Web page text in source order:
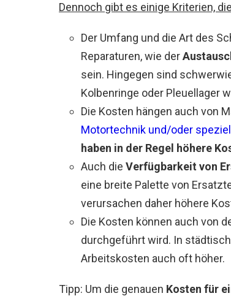
Dennoch gibt es einige Kriterien,
Der Umfang und die Art des
Reparaturen, wie der
sein. Hingegen sind
Kolbenringe oder Pleuellager
Die Kosten hängen auch von
Motortechnik und/oder
haben in der Regel höhere
Auch die Verfügbarkeit von
eine breite Palette von
verursachen daher höhere
Die Kosten können auch von
durchgeführt wird. In
Arbeitskosten auch oft höher.
Tipp: Um die genauen Kosten für